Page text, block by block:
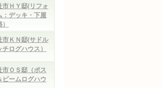
市ＨＹ邸(リフォ
：デッキ・下屋
市ＫＮ邸(サドル
チログハウス）
市ＯＳ邸（ポス
ビームログハウ